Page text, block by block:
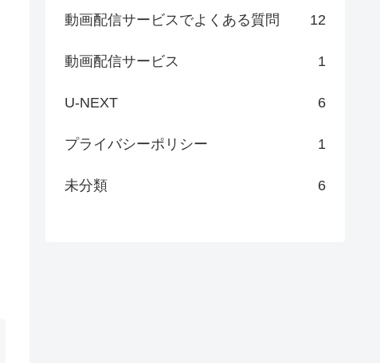
動画配信サービスでよくある質問 12
動画配信サービス 1
U-NEXT 6
プライバシーポリシー 1
未分類 6